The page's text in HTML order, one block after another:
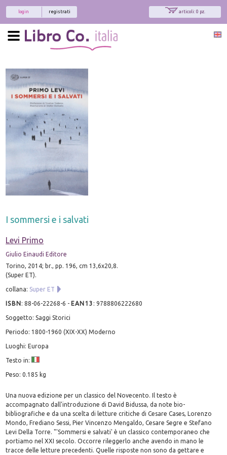
articoli: 0 pz.
registrati
login
I sommersi e i salvati
Levi Primo
Giulio Einaudi Editore
Torino, 2014; br., pp. 196, cm 13,6x20,8.
(Super ET).
collana: Super ET
ISBN:88-06-22268-6 - EAN13 :9788806222680
Soggetto: Saggi Storici
Periodo: 1800-1960 (XIX-XX) Moderno
Luoghi: Europa
Testo in:
Peso: 0.185 kg
Una nuova edizione per un classico del Novecento. Il testo è
accompagnato dall'introduzione di David Bidussa, da note bio-
bibliografiche e da una scelta di letture critiche di Cesare Cases, Lorenzo
Mondo, Frediano Sessi, Pier Vincenzo Mengaldo, Cesare Segre e Stefano
Levi Della Torre. "'Sommersi e salvati' è un classico contemporaneo che
portiamo nel XXI secolo. Occorre rileggerlo anche avendo in mano le
tracce delle letture precedenti. Quelle risposte non sono da gettare e